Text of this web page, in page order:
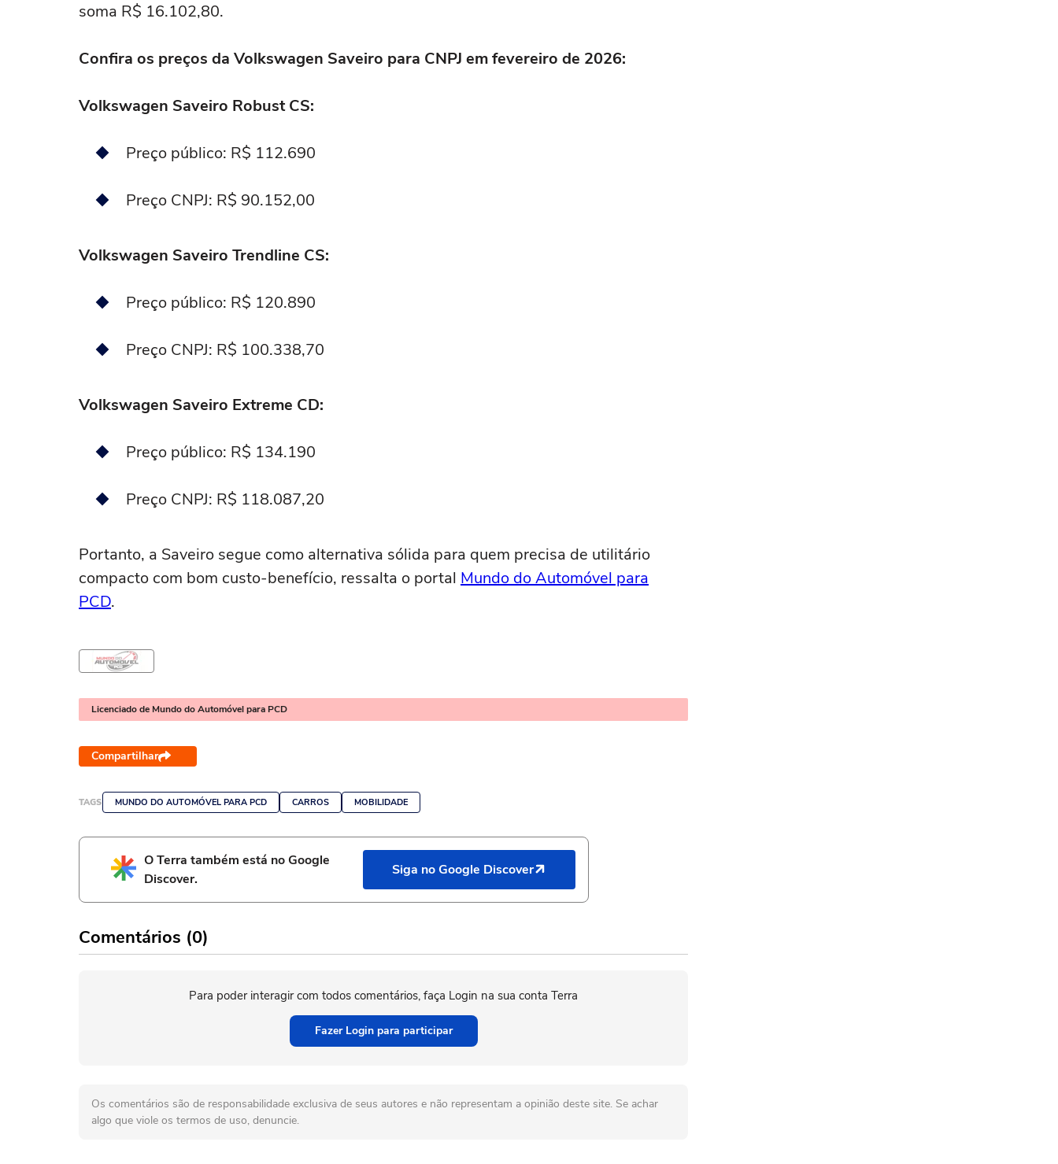
soma R$ 16.102,80.
Confira os preços da Volkswagen Saveiro para CNPJ em fevereiro de 2026:
Volkswagen Saveiro Robust CS:
Preço público: R$ 112.690
Preço CNPJ: R$ 90.152,00
Volkswagen Saveiro Trendline CS:
Preço público: R$ 120.890
Preço CNPJ: R$ 100.338,70
Volkswagen Saveiro Extreme CD:
Preço público: R$ 134.190
Preço CNPJ: R$ 118.087,20
Portanto, a Saveiro segue como alternativa sólida para quem precisa de utilitário
compacto com bom custo-benefício, ressalta o portal Mundo do Automóvel para
PCD.
Licenciado de Mundo do Automóvel para PCD
Compartilhar
TAGS MUNDO DO AUTOMÓVEL PARA PCD CARROS MOBILIDADE
O Terra também está no Google
Discover.
Siga no Google Discover
Comentários (0)
Para poder interagir com todos comentários, faça Login na sua conta Terra
Fazer Login para participar
Os comentários são de responsabilidade exclusiva de seus autores e não representam a opinião deste site. Se achar
algo que viole os termos de uso, denuncie.